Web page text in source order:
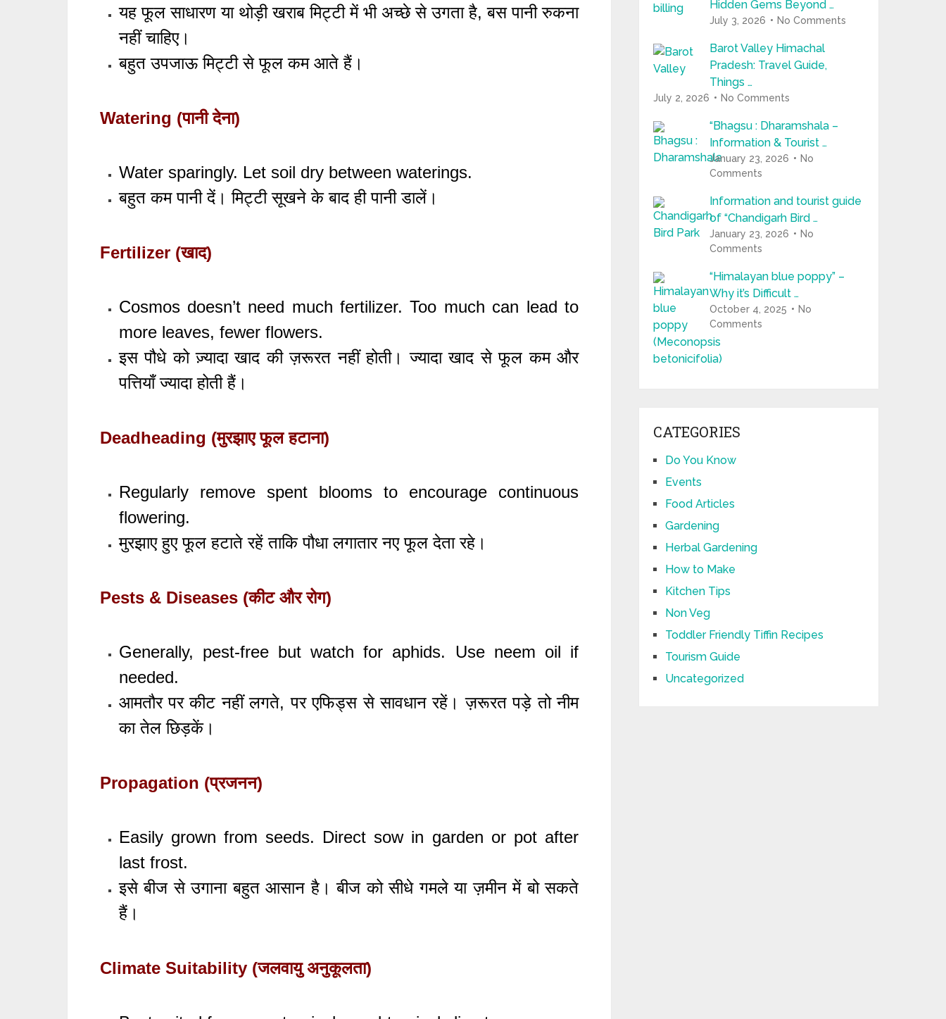
यह फूल साधारण या थोड़ी खराब मिट्टी में भी अच्छे से उगता है, बस पानी रुकना
नहीं चाहिए।
बहुत उपजाऊ मिट्टी से फूल कम आते हैं।
Watering (पानी देना)
Water sparingly. Let soil dry between waterings.
बहुत कम पानी दें। मिट्टी सूखने के बाद ही पानी डालें।
Fertilizer (खाद)
Cosmos doesn’t need much fertilizer. Too much can lead to
more leaves, fewer flowers.
इस पौधे को ज़्यादा खाद की ज़रूरत नहीं होती। ज्यादा खाद से फूल कम और
पत्तियाँ ज्यादा होती हैं।
Deadheading (मुरझाए फूल हटाना)
Regularly remove spent blooms to encourage continuous
flowering.
मुरझाए हुए फूल हटाते रहें ताकि पौधा लगातार नए फूल देता रहे।
Pests & Diseases (कीट और रोग)
Generally, pest-free but watch for aphids. Use neem oil if
needed.
आमतौर पर कीट नहीं लगते, पर एफिड्स से सावधान रहें। ज़रूरत पड़े तो नीम
का तेल छिड़कें।
Propagation (प्रजनन)
Easily grown from seeds. Direct sow in garden or pot after
last frost.
इसे बीज से उगाना बहुत आसान है। बीज को सीधे गमले या ज़मीन में बो सकते
हैं।
Climate Suitability (जलवायु अनुकूलता)
Hidden Gems Beyond …
July 3, 2026 No Comments
Barot Valley Himachal
Pradesh: Travel Guide,
Things …
July 2, 2026 No Comments
“Bhagsu : Dharamshala –
Information & Tourist …
January 23, 2026
No
Comments
Information and tourist guide
of “Chandigarh Bird …
January 23, 2026
No
Comments
“Himalayan blue poppy” –
Why it’s Difficult …
October 4, 2025
No
Comments
CATEGORIES
Do You Know
Events
Food Articles
Gardening
Herbal Gardening
How to Make
Kitchen Tips
Non Veg
Toddler Friendly Tiffin Recipes
Tourism Guide
Uncategorized